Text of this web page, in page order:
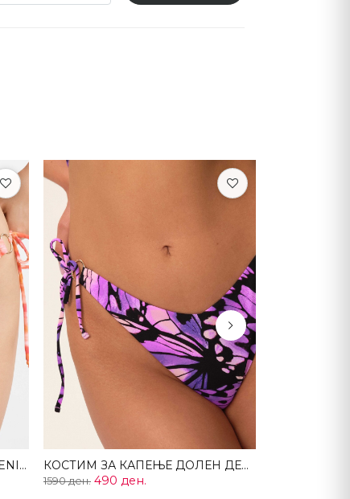
Костим за капење долен дел VENICE КОСТИМ ЗА КАПЕЊЕ ДОЛЕН ДЕЛ ICARUS
1590 ден. 490 ден.
Next